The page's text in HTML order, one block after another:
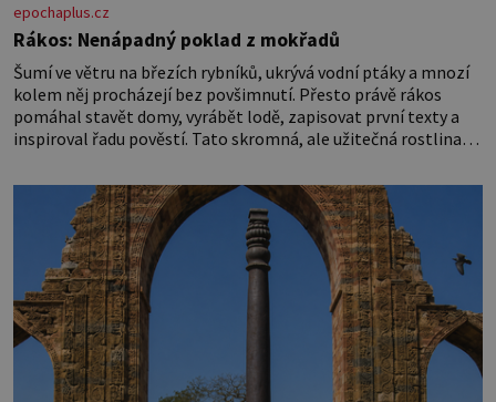
epochaplus.cz
Rákos: Nenápadný poklad z mokřadů
Šumí ve větru na březích rybníků, ukrývá vodní ptáky a mnozí
kolem něj procházejí bez povšimnutí. Přesto právě rákos
pomáhal stavět domy, vyrábět lodě, zapisovat první texty a
inspiroval řadu pověstí. Tato skromná, ale užitečná rostlina
obyčejnou kulisu letního koupání. Stačí se však podívat